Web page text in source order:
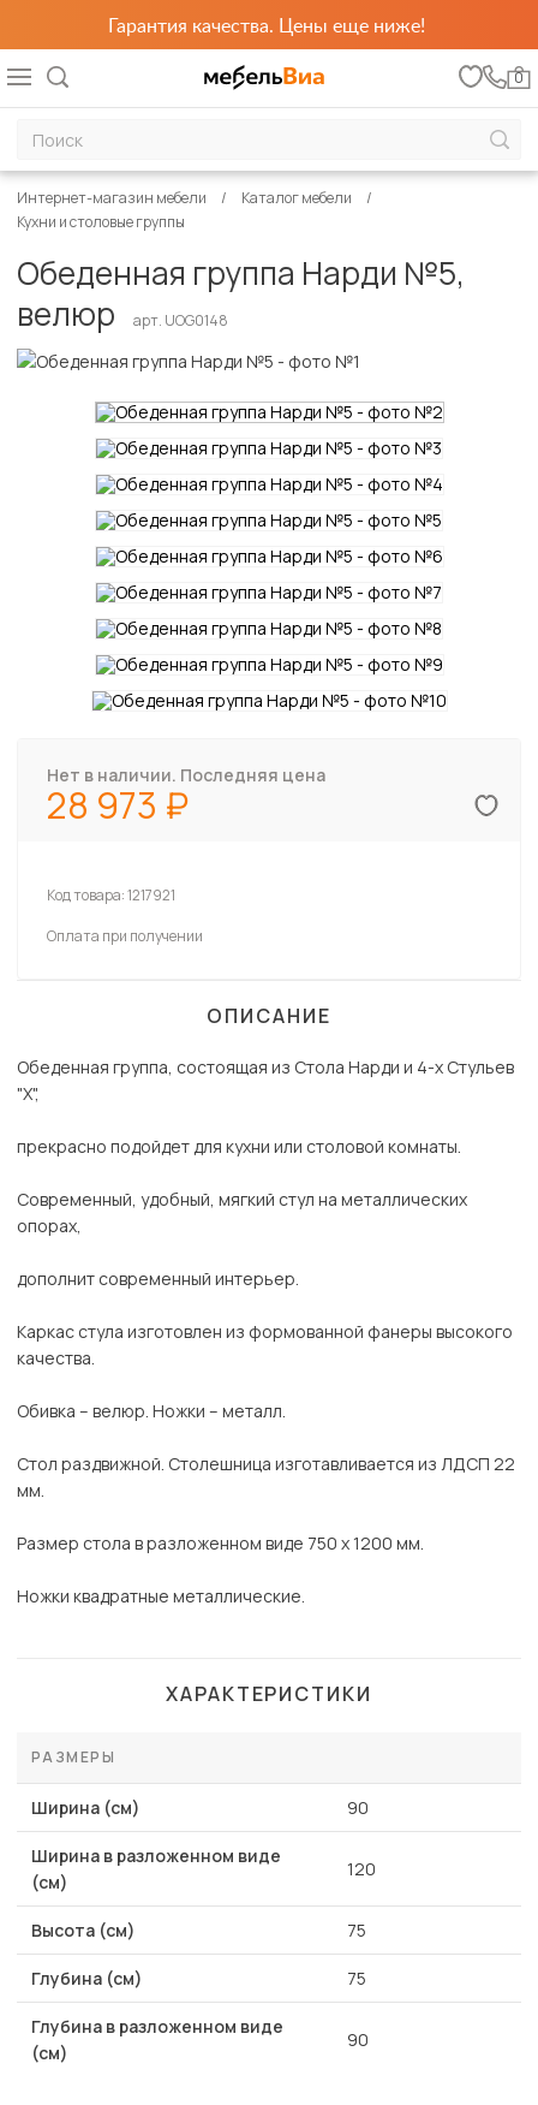
Гарантия качества. Цены еще ниже!
0
Интернет-магазин мебели
Каталог мебели
Кухни и столовые группы
Обеденная группа Нарди №5,
велюр
арт. UOG0148
Нет в наличии. Последняя цена
28 973
Код товара:1217921
Оплата при получении
ОПИСАНИЕ
Обеденная группа, состоящая из Стола Нарди и 4-х Стульев
"Х",
прекрасно подойдет для кухни или столовой комнаты.
Современный, удобный, мягкий стул на металлических
опорах,
дополнит современный интерьер.
Каркас стула изготовлен из формованной фанеры высокого
качества.
Обивка – велюр. Ножки – металл.
Стол раздвижной. Столешница изготавливается из ЛДСП 22
мм.
Размер стола в разложенном виде 750 х 1200 мм.
Ножки квадратные металлические.
ХАРАКТЕРИСТИКИ
РАЗМЕРЫ
Ширина (см) 90
Ширина в разложенном виде
(см)
120
Высота (см) 75
Глубина (см) 75
Глубина в разложенном виде
(см)
90